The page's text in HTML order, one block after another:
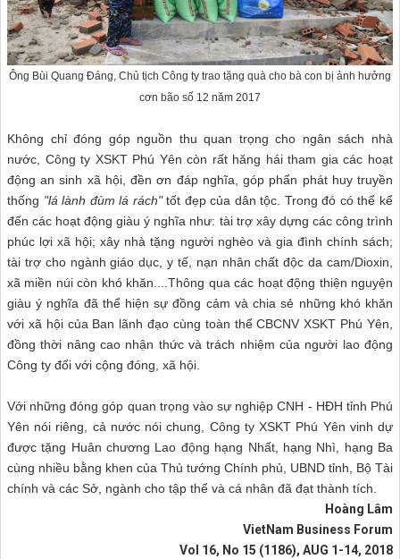
Ông Bùi Quang Đáng, Chủ tịch Công ty trao tặng quà cho bà con bị ảnh hưởng
cơn bão số 12 năm 2017
Không chỉ đóng góp nguồn thu quan trọng cho ngân sách nhà
nước, Công ty XSKT Phú Yên còn rất hăng hái tham gia các hoạt
động an sinh xã hội, đền ơn đáp nghĩa, góp phẩn phát huy truyền
thống "lá lành đùm lá rách"tốt đẹp của dân tộc. Trong đó có thể kể
đến các hoạt động giàu ý nghĩa như: tài trợ xây dựng các công trình
phúc lợi xã hội; xây nhà tặng người nghèo và gia đình chính sách;
tài trợ cho ngành giáo dục, y tế, nạn nhân chất độc da cam/Dioxin,
xã miền núi còn khó khăn....Thông qua các hoạt động thiện nguyện
giàu ý nghĩa đã thể hiện sự đồng cảm và chia sẻ những khó khăn
với xã hội của Ban lãnh đạo cùng toàn thể CBCNV XSKT Phú Yên,
đồng thời nâng cao nhận thức và trách nhiệm của người lao động
Công ty đối với cộng đóng, xã hội.
Với những đóng góp quan trọng vào sự nghiệp CNH - HĐH tỉnh Phú
Yên nói riêng, cả nước nói chung, Công ty XSKT Phú Yên vinh dự
được tặng Huân chương Lao động hạng Nhất, hạng Nhì, hạng Ba
cùng nhiều bằng khen của Thủ tướng Chính phủ, UBND tỉnh, Bộ Tài
chính và các Sở, ngành cho tập thể và cá nhân đã đạt thành tích.
Hoàng Lâm
VietNam Business Forum
Vol 16, No 15 (1186), AUG 1-14, 2018